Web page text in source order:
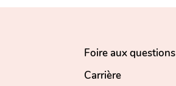
Foire aux questions
Carrière